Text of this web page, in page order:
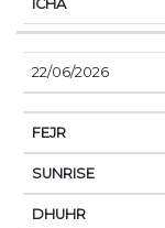
22/06/2026